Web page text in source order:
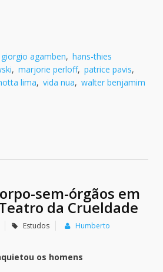
giorgio agamben, hans-thies
, marjorie perloff, patrice pavis,
lima, vida nua, walter benjamim
sem-órgãos em
da Crueldade
Estudos
Humberto
os homens